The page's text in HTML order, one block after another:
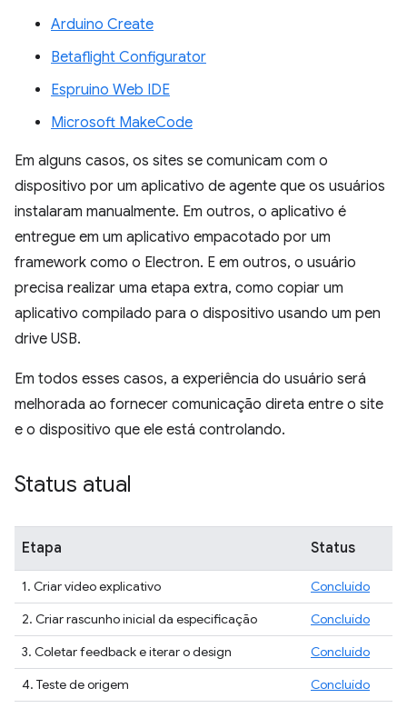
Arduino Create
Betaflight Configurator
Espruino Web IDE
Microsoft MakeCode
Em alguns casos, os sites se comunicam com o
dispositivo por um aplicativo de agente que os usuários
instalaram manualmente. Em outros, o aplicativo é
entregue em um aplicativo empacotado por um
framework como o Electron. E em outros, o usuário
precisa realizar uma etapa extra, como copiar um
aplicativo compilado para o dispositivo usando um pen
drive USB.
Em todos esses casos, a experiência do usuário será
melhorada ao fornecer comunicação direta entre o site
e o dispositivo que ele está controlando.
Status atual
Etapa Status
1. Criar vídeo explicativo
Concluído
2. Criar rascunho inicial da especificação
Concluído
3. Coletar feedback e iterar o design
Concluído
4. Teste de origem
Concluído